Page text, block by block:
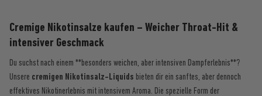
Cremige Nikotinsalze kaufen – Weicher Throat-Hit &
intensiver Geschmack
Du suchst nach einem **besonders weichen, aber intensiven Dampferlebnis**?
Unsere cremigen Nikotinsalz-Liquids bieten dir ein sanftes, aber dennoch
effektives Nikotinerlebnis mit intensivem Aroma. Die spezielle Form der